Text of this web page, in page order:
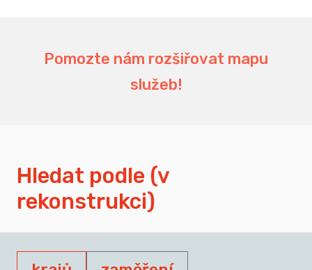
Pomozte nám rozšiřovat mapu
služeb!
Hledat podle (v
rekonstrukci)